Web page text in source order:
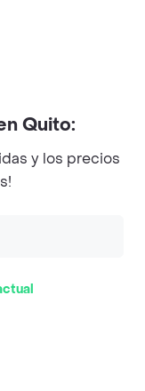
Quito:
y los precios